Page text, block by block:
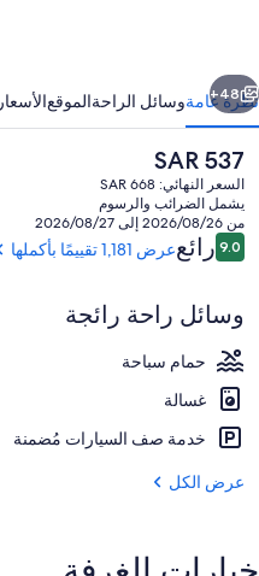
فيلاز
آند
سبا،
كانكون
التالي
48+
نظرة عامةوسائل الراحةالموقعالأسعار
السعر
الحالي
هو
SAR
537
SAR 537
السعر النهائي: SAR 668
يشمل الضرائب والرسوم
من 2026/08/26 إلى 2026/08/27
التقييمات
9.09.0 من 10رائععرض 1,181 تقييمًا بأكملها
وسائل راحة رائجة
حمام سباحة
غسالة
خدمة صف السيارات مُضمنة
عرض الكل